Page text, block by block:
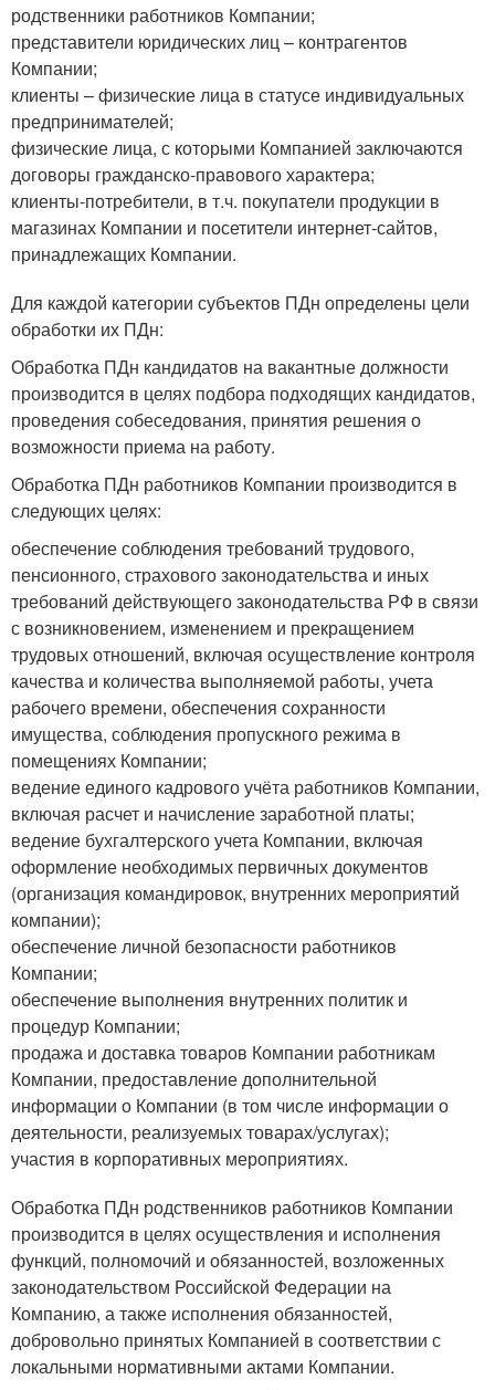
родственники работников Компании;
представители юридических лиц – контрагентов
Компании;
клиенты – физические лица в статусе индивидуальных
предпринимателей;
физические лица, с которыми Компанией заключаются
договоры гражданско-правового характера;
клиенты-потребители, в т.ч. покупатели продукции в
магазинах Компании и посетители интернет-сайтов,
принадлежащих Компании.
Для каждой категории субъектов ПДн определены цели
обработки их ПДн:
Обработка ПДн кандидатов на вакантные должности
производится в целях подбора подходящих кандидатов,
проведения собеседования, принятия решения о
возможности приема на работу.
Обработка ПДн работников Компании производится в
следующих целях:
обеспечение соблюдения требований трудового,
пенсионного, страхового законодательства и иных
требований действующего законодательства РФ в связи
с возникновением, изменением и прекращением
трудовых отношений, включая осуществление контроля
качества и количества выполняемой работы, учета
рабочего времени, обеспечения сохранности
имущества, соблюдения пропускного режима в
помещениях Компании;
ведение единого кадрового учёта работников Компании,
включая расчет и начисление заработной платы;
ведение бухгалтерского учета Компании, включая
оформление необходимых первичных документов
(организация командировок, внутренних мероприятий
компании);
обеспечение личной безопасности работников
Компании;
обеспечение выполнения внутренних политик и
процедур Компании;
продажа и доставка товаров Компании работникам
Компании, предоставление дополнительной
информации о Компании (в том числе информации о
деятельности, реализуемых товарах/услугах);
участия в корпоративных мероприятиях.
Обработка ПДн родственников работников Компании
производится в целях осуществления и исполнения
функций, полномочий и обязанностей, возложенных
законодательством Российской Федерации на
Компанию, а также исполнения обязанностей,
добровольно принятых Компанией в соответствии с
локальными нормативными актами Компании.